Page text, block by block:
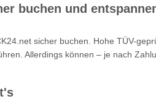
buchen und
sicher buchen. Hohe TÜV-
Allerdings können – je nach